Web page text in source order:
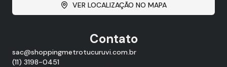
VER LOCALIZAÇÃO NO MAPA
Contato
sac@shoppingmetrotucuruvi.com.br
(11) 3198-0451